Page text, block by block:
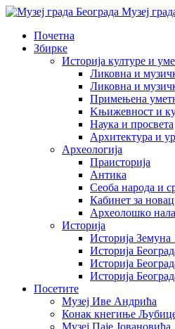
Музеј
Почетна
Збирке
Историја културе и
Ликовна и
Ликовна и
Примењена
Kњижевност и
Наука и просвета
Архитектура и
Aрхеологија
Праисторија
Антика
Сеоба народа и
Кабинет за
Археолошкo
Историја
Историја Земуна
Историја
Историја
Историја
Посетите
Музеј Иве Андрића
Конак кнегиње
Музеј Паје Јовановића